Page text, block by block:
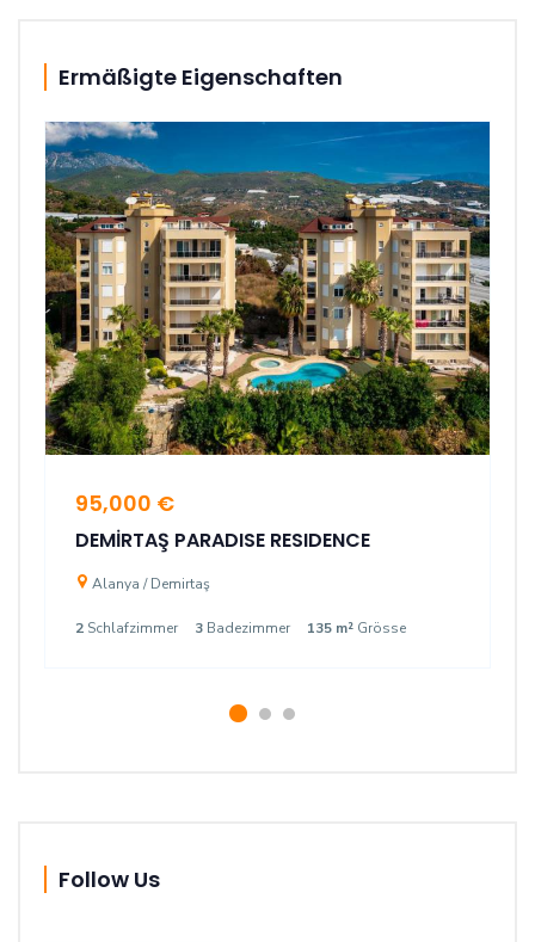
Ermäßigte Eigenschaften
95,000 €
DEMİRTAŞ PARADISE RESIDENCE
Alanya / Demirtaş
2 Schlafzimmer 3 Badezimmer 135 m² Grösse
Follow Us